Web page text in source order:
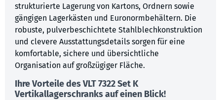
strukturierte Lagerung von Kartons, Ordnern sowie
gängigen Lagerkästen und Euronormbehältern. Die
robuste, pulverbeschichtete Stahlblechkonstruktion
und clevere Ausstattungsdetails sorgen für eine
komfortable, sichere und übersichtliche
Organisation auf großzügiger Fläche.
Ihre Vorteile des VLT 7322 Set K
Vertikallagerschranks auf einen Blick!